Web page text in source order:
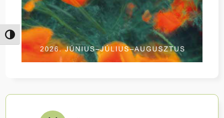
Nagy kontraszt váltása